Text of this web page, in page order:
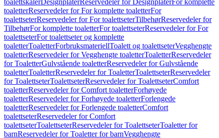
toalettskålerDesignplaterReservedeler for DesignplaterFor komplette
toaletterReservedeler for For komplette toaletterFor
toalettseterReservedeler for For toalettseterTilbehørReservedeler for
TilbehørFor komplette toaletterFor toalettseterReservedeler for For
toalettseterFor toalettseter og komplette
toaletterToaletterForbruksmateriellToalett og toalettseterVegghengte
toaletterReservedeler for Vegghengte toaletterToaletterReservedeler
for ToaletterGulvstående toaletterReservedeler for Gulvstående
toaletterToaletterReservedeler for ToaletterToalettseterReservedeler
for ToalettseterToalettseterReservedeler for ToalettseterComfort
toaletterReservedeler for Comfort toaletterForhøyede
toaletterReservedeler for Forhøyede toaletterForlengede
toaletterReservedeler for Forlengede toaletterComfort
toalettseterReservedeler for Comfort
toalettseterToalettseterReservedeler for ToalettseterToaletter for
barnReservedeler for Toaletter for barnVegghengte